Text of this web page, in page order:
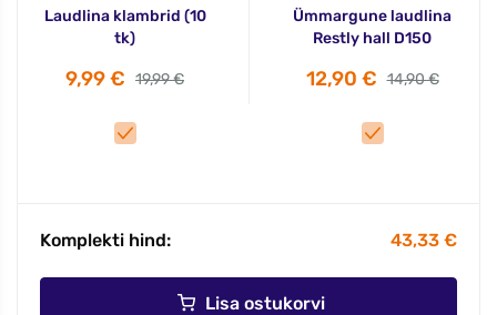
Laudlina klambrid (10
tk)
9,99 € 19,99 €
Ümmargune laudlina
Restly hall D150
12,90 € 14,90 €
Komplekti hind: 43,33 €
Lisa ostukorvi